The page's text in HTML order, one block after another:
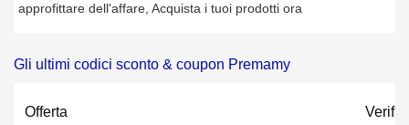
approfittare dell'affare, Acquista i tuoi prodotti ora
Gli ultimi codici sconto & coupon Premamy
Offerta